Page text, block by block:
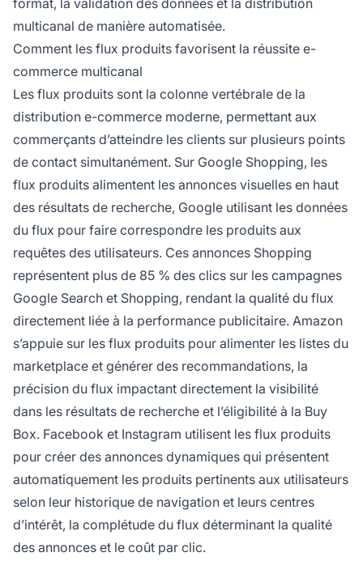
format, la validation des données et la distribution
multicanal de manière automatisée.
Comment les flux produits favorisent la réussite e-
commerce multicanal
Les flux produits sont la colonne vertébrale de la
distribution e-commerce moderne, permettant aux
commerçants d’atteindre les clients sur plusieurs points
de contact simultanément. Sur Google Shopping, les
flux produits alimentent les annonces visuelles en haut
des résultats de recherche, Google utilisant les données
du flux pour faire correspondre les produits aux
requêtes des utilisateurs. Ces annonces Shopping
représentent plus de 85 % des clics sur les campagnes
Google Search et Shopping, rendant la qualité du flux
directement liée à la performance publicitaire. Amazon
s’appuie sur les flux produits pour alimenter les listes du
marketplace et générer des recommandations, la
précision du flux impactant directement la visibilité
dans les résultats de recherche et l’éligibilité à la Buy
Box. Facebook et Instagram utilisent les flux produits
pour créer des annonces dynamiques qui présentent
automatiquement les produits pertinents aux utilisateurs
selon leur historique de navigation et leurs centres
d’intérêt, la complétude du flux déterminant la qualité
des annonces et le coût par clic.